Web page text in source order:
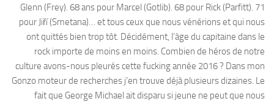
Glenn (Frey). 68 ans pour Marcel (Gotlib). 68 pour Rick (Parfitt). 71
pour Jiří (Smetana)… et tous ceux que nous vénérions et qui nous
ont quittés bien trop tôt. Décidément, l’àge du capitaine dans le
rock importe de moins en moins. Combien de héros de notre
culture avons-nous pleurés cette fucking année 2016 ? Dans mon
Gonzo moteur de recherches j’en trouve déjà plusieurs dizaines. Le
fait que George Michael ait disparu si jeune ne peut que nous